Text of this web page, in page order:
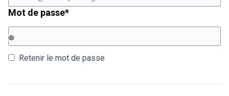
Mot de passe*Champ obligatoire
Retenir le mot de passe